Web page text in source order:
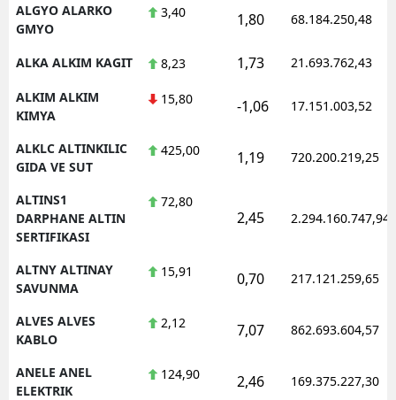
ALGYO ALARKO
GMYO
3,40 1,80 68.184.250,48
ALKA ALKIM KAGIT 8,23 1,73 21.693.762,43
ALKIM ALKIM
KIMYA
15,80 -1,06 17.151.003,52
ALKLC ALTINKILIC
GIDA VE SUT
425,00 1,19 720.200.219,25
ALTINS1
DARPHANE ALTIN
SERTIFIKASI
72,80
2,45 2.294.160.747,94
ALTNY ALTINAY
SAVUNMA
15,91 0,70 217.121.259,65
ALVES ALVES
KABLO
2,12 7,07 862.693.604,57
ANELE ANEL
ELEKTRIK
124,90 2,46 169.375.227,30